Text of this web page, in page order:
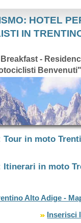
HOTEL
IN
-
Benvenuti"
Tour in moto
Itinerari in moto
Alto Adige -
Inserisci